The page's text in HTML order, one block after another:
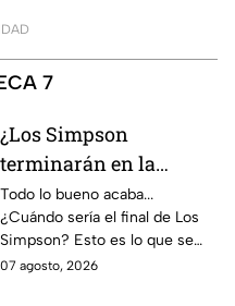
7
¿Los Simpson
terminarán en la
temporada 40? Actriz
de Bart Simpson da
IMPACTANTE
declaración
Todo lo bueno acaba...
¿Cuándo sería el final de Los
Simpson? Esto es lo que se
sabe:
07 agosto, 2026